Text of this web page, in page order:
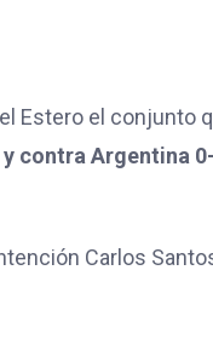
Estero el conjunto
contra Argentina
Carlos